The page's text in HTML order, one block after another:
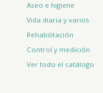
Aseo e higiene
Vida diaria y varios
Rehabilitación
Control y medición
Ver todo el catálogo